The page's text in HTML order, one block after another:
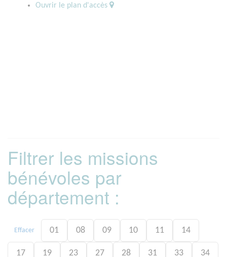
Ouvrir le plan d'accès
Filtrer les missions
bénévoles par
département :
Effacer 01 08 09 10 11 14
17 19 23 27 28 31 33 34